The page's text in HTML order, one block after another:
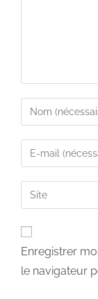
Enregistrer
le navigateur